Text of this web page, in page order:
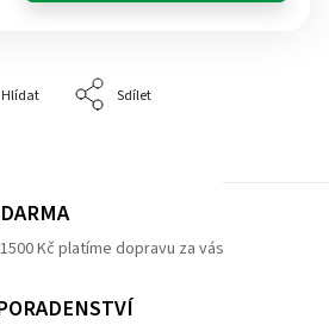
Hlídat Sdílet
Kč platíme dopravu za vás